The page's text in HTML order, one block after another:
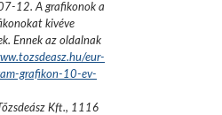
12. A grafikonok a
kivéve
Ennek az oldalnak
eur-
grafikon-10-ev-
Kft., 1116